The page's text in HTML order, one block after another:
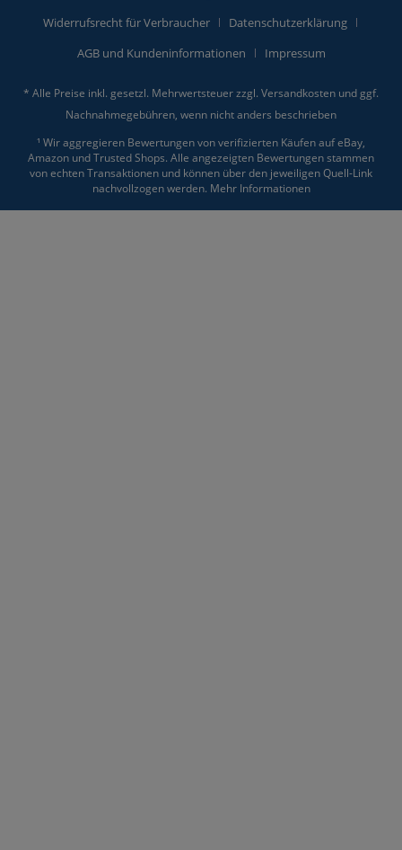
Widerrufsrecht für Verbraucher
Datenschutzerklärung
AGB und Kundeninformationen
Impressum
* Alle Preise inkl. gesetzl. Mehrwertsteuer zzgl. Versandkosten und ggf.
Nachnahmegebühren, wenn nicht anders beschrieben
¹ Wir aggregieren Bewertungen von verifizierten Käufen auf eBay,
Amazon und Trusted Shops. Alle angezeigten Bewertungen stammen
von echten Transaktionen und können über den jeweiligen Quell-Link
nachvollzogen werden. Mehr Informationen